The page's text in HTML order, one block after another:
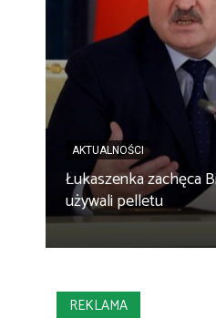
AKTUALNOŚCI
Łukaszenka zachęca
używali pelletu
REKLAMA